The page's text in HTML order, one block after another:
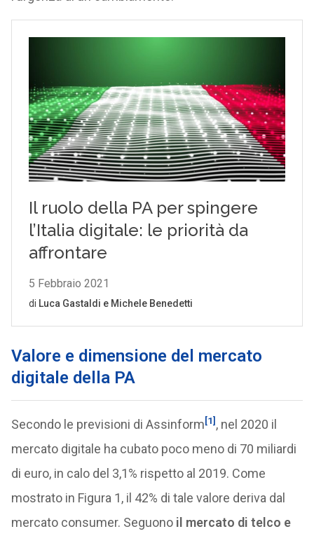
Valore e dimensione del mercato
digitale della PA
Secondo le previsioni di Assinform[1] , nel 2020 il
mercato digitale ha cubato poco meno di 70 miliardi
di euro, in calo del 3,1% rispetto al 2019. Come
mostrato in Figura 1, il 42% di tale valore deriva dal
mercato consumer. Seguonoil mercato di telco e